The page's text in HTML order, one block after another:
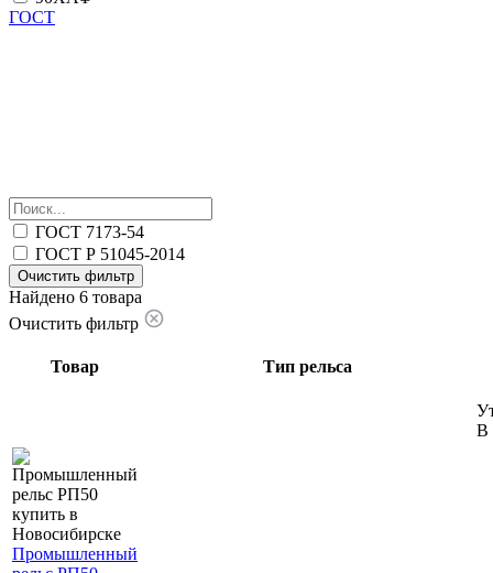
ГОСТ
ГОСТ 7173-54
ГОСТ Р 51045-2014
Очистить фильтр
Найдено 6 товара
Очистить фильтр
Товар Тип рельса
Промышленный
В